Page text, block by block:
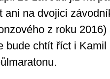
ani na dvojici
z roku
bude chtít říct i